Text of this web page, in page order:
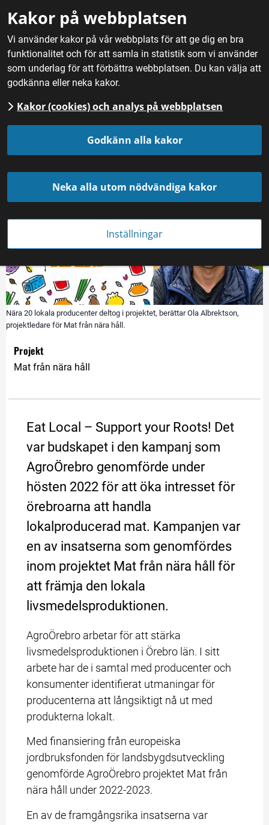
Kakor på webbplatsen
Vi använder kakor på vår webbplats för att ge dig en bra
funktionalitet och för att samla in statistik som vi använder
som underlag för att förbättra webbplatsen. Du kan välja att
godkänna eller neka kakor.
Kakor (cookies) och analys på webbplatsen
Godkänn alla kakor
Neka alla utom nödvändiga kakor
Inställningar
Hem / Fördjupning / Erfarenheter från projekt / Eat Local
Support Your Roots
Kampanj för mat från nära
håll
Nära 20 lokala producenter deltog i projektet, berättar Ola Albrektson,
projektledare för Mat från nära håll.
Projekt
Mat från nära håll
Eat Local – Support your Roots! Det
var budskapet i den kampanj som
AgroÖrebro genomförde under
hösten 2022 för att öka intresset för
örebroarna att handla
lokalproducerad mat. Kampanjen var
en av insatserna som genomfördes
inom projektet Mat från nära håll för
att främja den lokala
livsmedelsproduktionen.
AgroÖrebro arbetar för att stärka
livsmedelsproduktionen i Örebro län. I sitt
arbete har de i samtal med producenter och
konsumenter identifierat utmaningar för
producenterna att långsiktigt nå ut med
produkterna lokalt.
Med finansiering från europeiska
jordbruksfonden för landsbygdsutveckling
genomförde AgroÖrebro projektet Mat från
nära håll under 2022-2023.
En av de framgångsrika insatserna var